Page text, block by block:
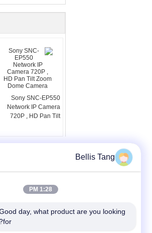
Sony SNC-EP550
Network IP Camera
720P , HD Pan Tilt
Bellis Tang
1:28 PM
day, what product are you looking
for?